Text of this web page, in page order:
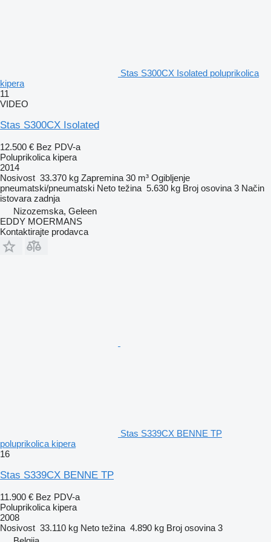
Stas S300CX Isolated poluprikolica
kipera
11
VIDEO
Stas S300CX Isolated
12.500 € Bez PDV-a
Poluprikolica kipera
2014
Nosivost 33.370 kg Zapremina 30 m³ Ogibljenje
pneumatski/pneumatski Neto težina 5.630 kg Broj osovina 3 Način
istovara zadnja
Nizozemska, Geleen
EDDY MOERMANS
Kontaktirajte prodavca
Stas S339CX BENNE TP
poluprikolica kipera
16
Stas S339CX BENNE TP
11.900 € Bez PDV-a
Poluprikolica kipera
2008
Nosivost 33.110 kg Neto težina 4.890 kg Broj osovina 3